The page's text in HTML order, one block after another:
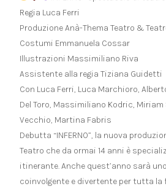
Regia Luca Ferri
Produzione Anà-Thema Teatro &
Costumi Emmanuela Cossar
Illustrazioni Massimiliano Riva
Assistente alla regia Tiziana Guidetti
Con Luca Ferri, Luca Marchioro,
Del Toro, Massimiliano Kodric, Miriam
Vecchio, Martina Fabris
Debutta “INFERNO”, la nuova
Teatro che da ormai 14 anni è
itinerante. Anche quest’anno sarà
coinvolgente e divertente per tutta la